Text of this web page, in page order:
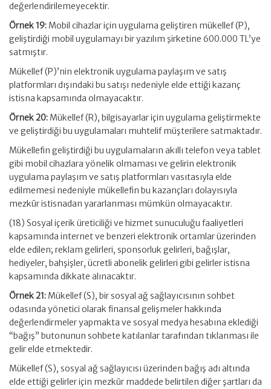
değerlendirilemeyecektir.
Örnek 19: Mobil cihazlar için uygulama geliştiren mükellef (P),
geliştirdiği mobil uygulamayı bir yazılım şirketine 600.000 TL’ye
satmıştır.
Mükellef (P)’nin elektronik uygulama paylaşım ve satış
platformları dışındaki bu satışı nedeniyle elde ettiği kazanç
istisna kapsamında olmayacaktır.
Örnek 20: Mükellef (R), bilgisayarlar için uygulama geliştirmekte
ve geliştirdiği bu uygulamaları muhtelif müşterilere satmaktadır.
Mükellefin geliştirdiği bu uygulamaların akıllı telefon veya tablet
gibi mobil cihazlara yönelik olmaması ve gelirin elektronik
uygulama paylaşım ve satış platformları vasıtasıyla elde
edilmemesi nedeniyle mükellefin bu kazançları dolayısıyla
mezkûr istisnadan yararlanması mümkün olmayacaktır.
(18) Sosyal içerik üreticiliği ve hizmet sunuculuğu faaliyetleri
kapsamında internet ve benzeri elektronik ortamlar üzerinden
elde edilen; reklam gelirleri, sponsorluk gelirleri, bağışlar,
hediyeler, bahşişler, ücretli abonelik gelirleri gibi gelirler istisna
kapsamında dikkate alınacaktır.
Örnek 21: Mükellef (S), bir sosyal ağ sağlayıcısının sohbet
odasında yönetici olarak finansal gelişmeler hakkında
değerlendirmeler yapmakta ve sosyal medya hesabına eklediği
“bağış” butonunun sohbete katılanlar tarafından tıklanması ile
gelir elde etmektedir.
Mükellef (S), sosyal ağ sağlayıcısı üzerinden bağış adı altında
elde ettiği gelirler için mezkûr maddede belirtilen diğer şartları da